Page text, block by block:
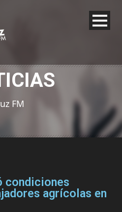
FM
condiciones
agrícolas en